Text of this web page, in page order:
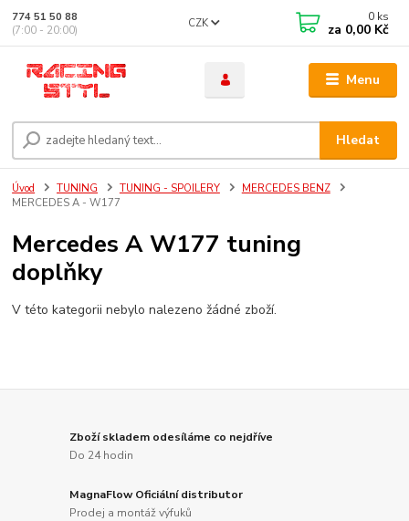
Menu
CZK
Hledat
774 51 50 88
(7:00 - 20:00)
0 ks
za 0,00 Kč
Úvod TUNING TUNING - SPOILERY
MERCEDES BENZ
MERCEDES A - W177
Mercedes A W177 tuning
doplňky
V této kategorii nebylo nalezeno žádné zboží.
Zboží skladem odesíláme co nejdříve
Do 24 hodin
MagnaFlow Oficiální distributor
Prodej a montáž výfuků